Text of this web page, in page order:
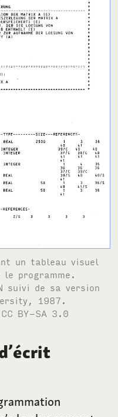
un tableau visuel
programme.
suivi de sa version
1987.
CC BY-SA 3.0